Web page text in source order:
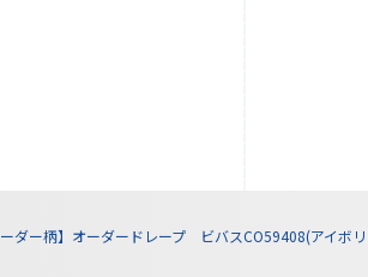
ダー柄】オーダードレープ ビバスCO59408(アイボ